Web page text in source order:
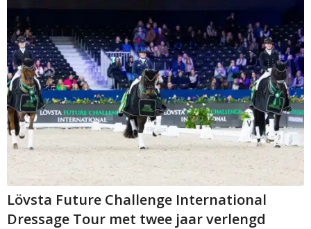
Lövsta Future Challenge International
Dressage Tour met twee jaar verlengd